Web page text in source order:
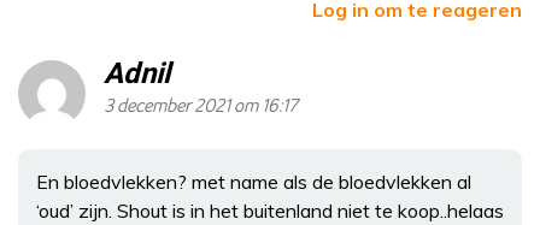
Log in om te reageren
Adnil
3 december 2021 om 16:17
En bloedvlekken? met name als de bloedvlekken al
‘oud’ zijn. Shout is in het buitenland niet te koop..helaas